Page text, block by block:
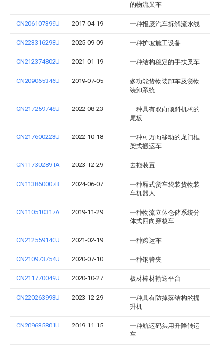
的物流叉车
CN206107399U 2017-04-19 一种报废汽车拆解流水线
CN223316298U 2025-09-09 一种护坡施工设备
CN212374802U 2021-01-19 一种结构稳定的手扶叉车
CN209065346U 2019-07-05
多功能货物装卸车及货物
装卸系统
CN217259748U 2022-08-23
一种具有双向倾斜机构的
尾板
CN217600223U 2022-10-18
一种可万向移动的龙门框
架式搬运车
CN117302891A 2023-12-29 去拖装置
CN113860007B 2024-06-07
一种厢式货车袋装货物装
车机器人
CN110510317A 2019-11-29
一种物流立体仓储系统分
体式四向穿梭车
CN212559140U 2021-02-19 一种跨运车
CN210973754U 2020-07-10 一种钢管夹
CN211770049U 2020-10-27 板材棒材输送平台
CN220263993U 2023-12-29
一种具有防掉落结构的提
升机
CN209635801U 2019-11-15
一种航运码头用升降转运
车